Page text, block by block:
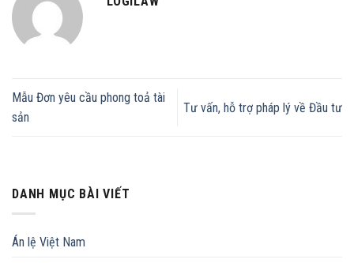
Mẫu Đơn yêu cầu phong toả tài
sản
Tư vấn, hỗ trợ pháp lý về Đầu tư
DANH MỤC BÀI VIẾT
Án lệ Việt Nam